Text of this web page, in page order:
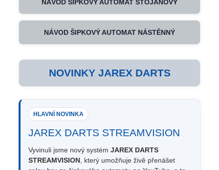
NÁVOD ŠIPKOVÝ AUTOMAT STOJANOVÝ
NÁVOD ŠIPKOVÝ AUTOMAT NÁSTĚNNÝ
NOVINKY JAREX DARTS
HLAVNÍ NOVINKA
JAREX DARTS STREAMVISION
Vyvinuli jsme nový systém JAREX DARTS
STREAMVISION , který umožňuje živě přenášet